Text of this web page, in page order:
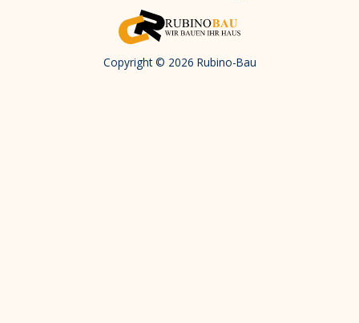
Copyright © 2026 Rubino-Bau